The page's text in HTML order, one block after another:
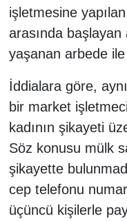
işletmesine
arasında
yaşanan arbede ile
İddialara göre,
bir market
kadının şikayeti
Söz konusu mülk
şikayette
cep telefonu
üçüncü kişilerle